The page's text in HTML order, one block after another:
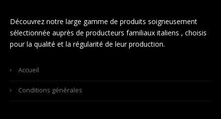
Découvrez notre large gamme de produits soigneusement
sélectionnée auprès de producteurs familiaux italiens , choisis
pour la qualité et la régularité de leur production.
Accueil
Conditions générales